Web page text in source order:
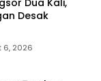
Dua Kali,
Desak
6, 2026